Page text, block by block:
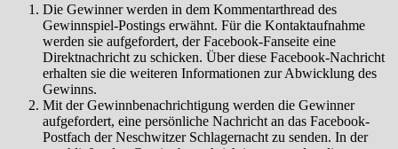
Die Gewinner werden in dem Kommentarthread des
Gewinnspiel-Postings erwähnt. Für die Kontaktaufnahme
werden sie aufgefordert, der Facebook-Fanseite eine
Direktnachricht zu schicken. Über diese Facebook-Nachricht
erhalten sie die weiteren Informationen zur Abwicklung des
Gewinns.
Mit der Gewinnbenachrichtigung werden die Gewinner
aufgefordert, eine persönliche Nachricht an das Facebook-
Postfach der Neschwitzer Schlagernacht zu senden. In der